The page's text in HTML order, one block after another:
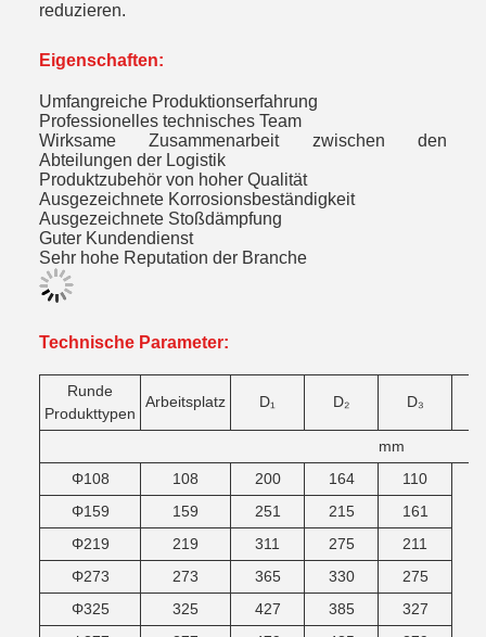
reduzieren.
Eigenschaften:
Umfangreiche Produktionserfahrung
Professionelles technisches Team
Wirksame Zusammenarbeit zwischen den
Abteilungen der Logistik
Produktzubehör von hoher Qualität
Ausgezeichnete Korrosionsbeständigkeit
Ausgezeichnete Stoßdämpfung
Guter Kundendienst
Sehr hohe Reputation der Branche
Technische Parameter:
Runde
Produkttypen
Arbeitsplatz D₁ D₂ D₃
mm
Φ108
108 200 164 110
Φ159 159 251 215
161
Φ219
219 311 275
211
Φ273
273 365 330
275
Φ325
325 427 385
327